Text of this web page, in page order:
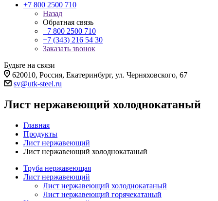
+7 800 2500 710
Назад
Обратная связь
+7 800 2500 710
+7 (343) 216 54 30
Заказать звонок
Будьте на связи
620010, Россия, Екатеринбург, ул. Черняховского, 67
sv@utk-steel.ru
Лист нержавеющий холоднокатаный
Главная
Продукты
Лист нержавеющий
Лист нержавеющий холоднокатаный
Труба нержавеющая
Лист нержавеющий
Лист нержавеющий холоднокатаный
Лист нержавеющий горячекатаный